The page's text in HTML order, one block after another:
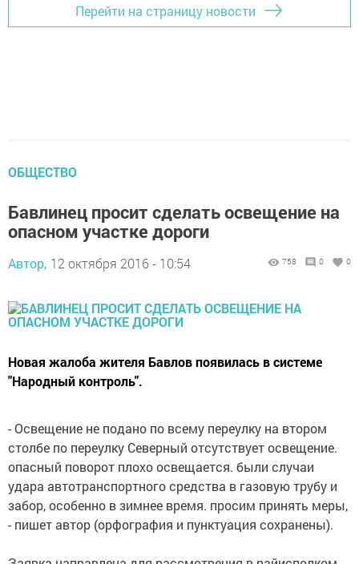
Перейти на страницу новости
ОБЩЕСТВО
Бавлинец просит сделать освещение на
опасном участке дороги
Автор, 12 октября 2016 - 10:54 758 0 0
Новая жалоба жителя Бавлов появилась в системе
"Народный контроль".
- Освещение не подано по всему переулку на втором
столбе по переулку Северный отсутствует освещение.
опасный поворот плохо освещается. были случаи
удара автотранспортного средства в газовую трубу и
забор, особенно в зимнее время. просим принять меры,
- пишет автор (орфография и пунктуация сохранены).